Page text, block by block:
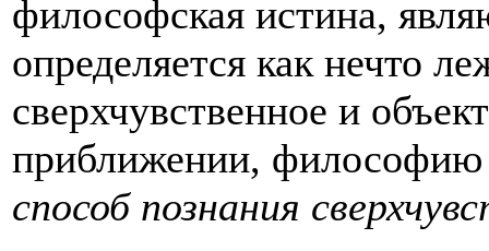
философская истина,
определяется как нечто
сверхчувственное и
приближении,
способ познания